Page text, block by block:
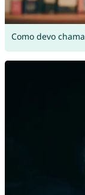
Como devo